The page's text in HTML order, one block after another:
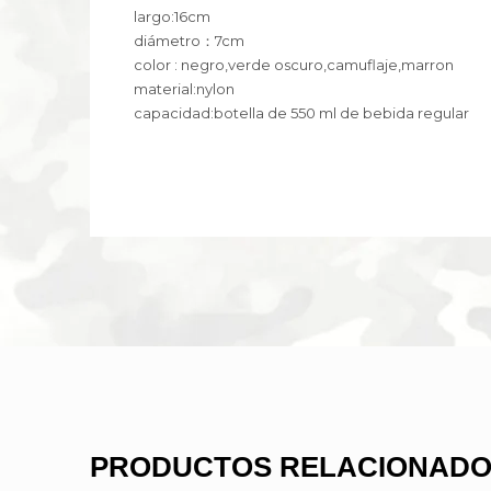
largo:16cm
diámetro：7cm
color : negro,verde oscuro,camuflaje,marron
material:nylon
capacidad:botella de 550 ml de bebida regular
PRODUCTOS